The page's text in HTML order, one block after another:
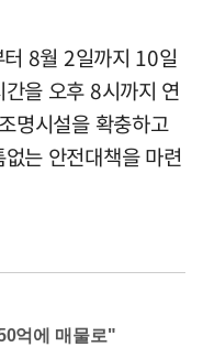
8월 2일까지 10일
을 오후 8시까지 연
명시설을 확충하고
는 안전대책을 마련
억에 매물로"